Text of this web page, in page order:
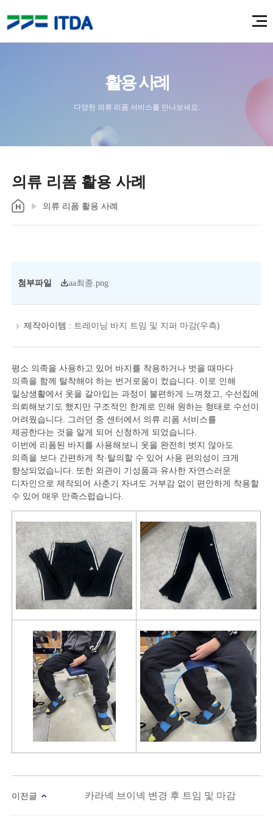
활용 사례
다양한 의류 리폼 서비스를 만나보세요.
의류 리폼 활용 사례
의류 리폼 활용 사례
첨부파일 aa최종.png
제작아이템 : 트레이닝 바지 트임 및 지퍼 마감(우측)
평소 의족을 사용하고 있어 바지를 착용하거나 벗을 때마다
의족을 함께 탈착해야 하는 번거로움이 컸습니다. 이로 인해
일상생활에서 옷을 갈아입는 과정이 불편하게 느껴졌고, 수선집에
의뢰해보기도 했지만 구조적인 한계로 인해 원하는 형태로 수선이
어려웠습니다. 그러던 중 센터에서 의류 리폼 서비스를
제공한다는 것을 알게 되어 신청하게 되었습니다.
이번에 리폼된 바지를 사용해보니 옷을 완전히 벗지 않아도
의족을 보다 간편하게 착·탈의할 수 있어 사용 편의성이 크게
향상되었습니다. 또한 외관이 기성품과 유사한 자연스러운
디자인으로 제작되어 사춘기 자녀도 거부감 없이 편안하게 착용할
수 있어 매우 만족스럽습니다.
이전글 카라넥 브이넥 변경 후 트임 및 마감